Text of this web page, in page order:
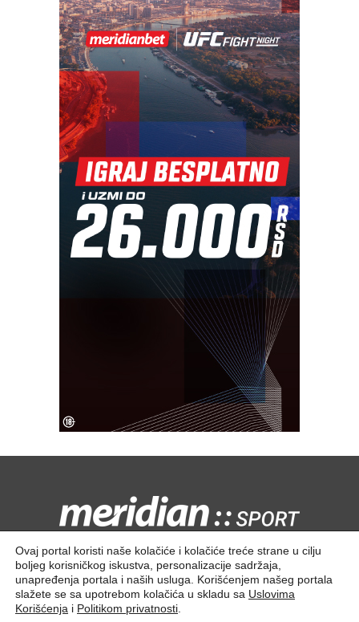
Kontaktirajte nas:redakcija@meridiansport.rs
Ovaj portal koristi naše kolačiće i kolačiće treće strane u cilju
boljeg korisničkog iskustva, personalizacije sadržaja,
unapređenja portala i naših usluga. Korišćenjem našeg portala
slažete se sa upotrebom kolačića u skladu sa Uslovima
Korišćenja i Politikom privatnosti